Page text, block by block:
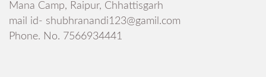
Mana Camp, Raipur, Chhattisgarh
mail id- shubhranandi123@gamil.com
Phone. No. 7566934441